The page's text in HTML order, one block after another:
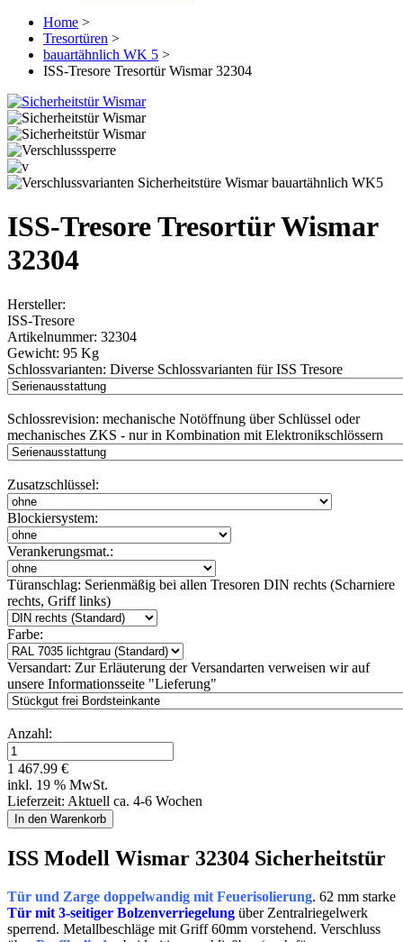
Home >
Tresortüren >
bauartähnlich WK 5 >
ISS-Tresore Tresortür Wismar 32304
ISS-Tresore Tresortür Wismar
32304
Hersteller:
ISS-Tresore
Artikelnummer: 32304
Gewicht: 95 Kg
Schlossvarianten: Diverse Schlossvarianten für ISS Tresore
Schlossrevision: mechanische Notöffnung über Schlüssel oder
mechanisches ZKS - nur in Kombination mit Elektronikschlössern
Zusatzschlüssel:
Blockiersystem:
Verankerungsmat.:
Türanschlag: Serienmäßig bei allen Tresoren DIN rechts (Scharniere
rechts, Griff links)
Farbe:
Versandart: Zur Erläuterung der Versandarten verweisen wir auf
unsere Informationsseite "Lieferung"
Anzahl:
1 467.99 €
inkl. 19 % MwSt.
Lieferzeit: Aktuell ca. 4-6 Wochen
ISS Modell Wismar 32304 Sicherheitstür
Tür und Zarge doppelwandig mit Feuerisolierung. 62 mm starke
Tür mit 3-seitiger Bolzenverriegelung über Zentralriegelwerk
sperrend. Metallbeschläge mit Griff 60mm vorstehend. Verschluss